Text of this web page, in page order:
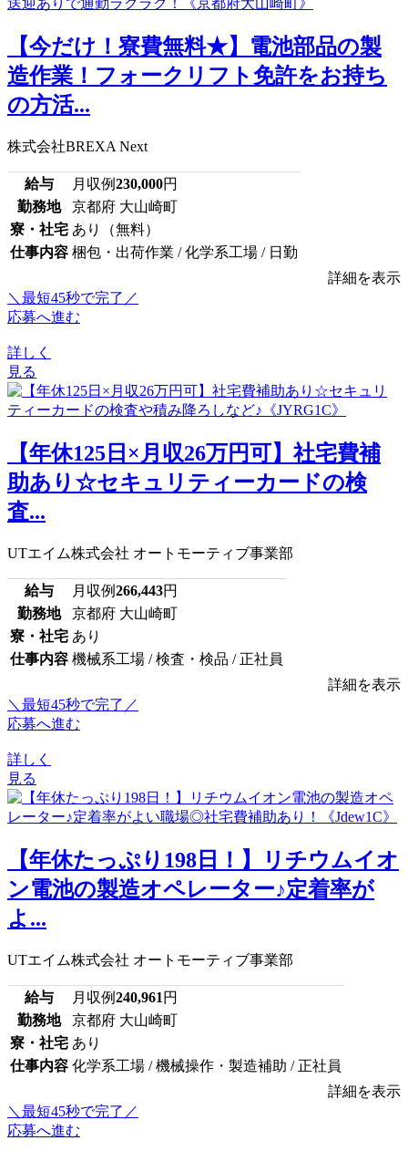
【今だけ！寮費無料★】電池部品の製
造作業！フォークリフト免許をお持ち
の方活...
株式会社BREXA Next
給与 月収例230,000円
勤務地
京都府 大山崎町
寮・社宅 あり（無料）
仕事内容 梱包・出荷作業 / 化学系工場 / 日勤
詳細を表示
＼最短45秒で完了／
応募へ進む
詳しく
見る
【年休125日×月収26万円可】社宅費補
助あり☆セキュリティーカードの検
査...
UTエイム株式会社 オートモーティブ事業部
給与 月収例266,443円
勤務地
京都府 大山崎町
寮・社宅 あり
仕事内容 機械系工場 / 検査・検品 / 正社員
詳細を表示
＼最短45秒で完了／
応募へ進む
詳しく
見る
【年休たっぷり198日！】リチウムイオ
ン電池の製造オペレーター♪定着率が
よ...
UTエイム株式会社 オートモーティブ事業部
給与 月収例240,961 円
勤務地
京都府 大山崎町
寮・社宅 あり
仕事内容 化学系工場 / 機械操作・製造補助 / 正社員
詳細を表示
＼最短45秒で完了／
応募へ進む